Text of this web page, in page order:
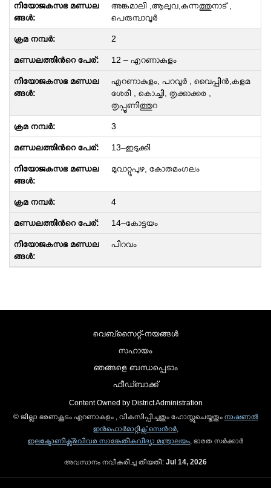
അങ്കമാലി ,ആലുവ,കുന്നത്തുനാട് ,
പെരുമ്പാവൂർ
2
12 – എറണാകുളം
എറണാകുളം, പറവൂർ , വൈപ്പിൻ,കളമ
ശേരി , കൊച്ചി, തൃക്കാക്കര ,
തൃപ്പൂണിത്തുറ
3
13–ഇടുക്കി
മുവാറ്റുപുഴ, കോതമംഗലം
4
14–കോട്ടയം
പിറവം
വെബ്സൈറ്റ്-നയങ്ങള്‍
സഹായം
ഞങ്ങളെ ബന്ധപ്പെടാം
ഫീഡ്ബാക്ക്
Content Owned by District Administration
© ജില്ലാ ഭരണകൂടം എറണാകുളം , വികസിപ്പിച്ചതും ഹോസ്റ്റുചെയ്തതും നാഷണല്‍
ഇന്‍ഫൊര്‍മാറ്റിക്സ് സെന്‍റര്‍,
ഇലക്ട്രോണിക്സ്&വിവര സാങ്കേതികവിദ്യാ മന്ത്രാലയം, ഭാരത സര്‍ക്കാര്‍
അവസാനം നവീകരിച്ച തീയതി: Jul 14, 2026